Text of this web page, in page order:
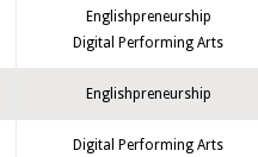
Englishpreneurship
Digital Performing Arts
Englishpreneurship
Digital Performing Arts